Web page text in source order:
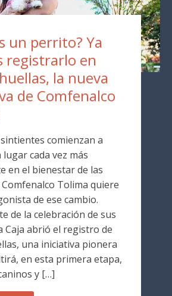
un perrito? Ya
registrarlo en
la nueva
de Comfenalco
comienzan a
cada vez más
en el bienestar de las
Tolima quiere
de ese cambio.
de la celebración de sus
Caja abrió el registro de
una iniciativa pionera
en esta primera etapa,
y […]